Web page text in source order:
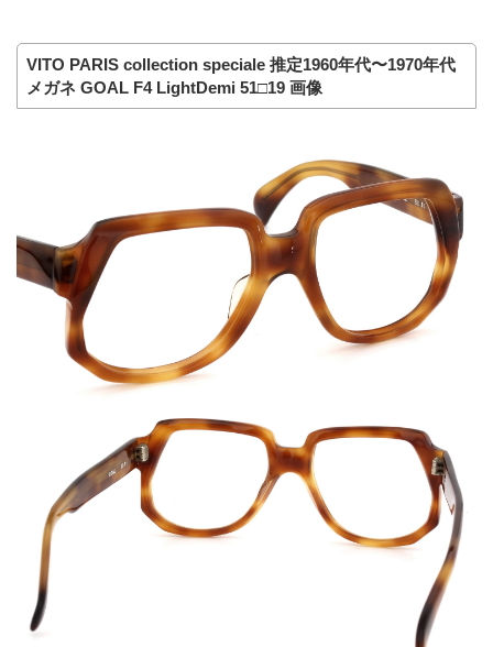
VITO PARIS collection speciale 推定1960年代〜1970年代
メガネ GOAL F4 LightDemi 51□19 画像